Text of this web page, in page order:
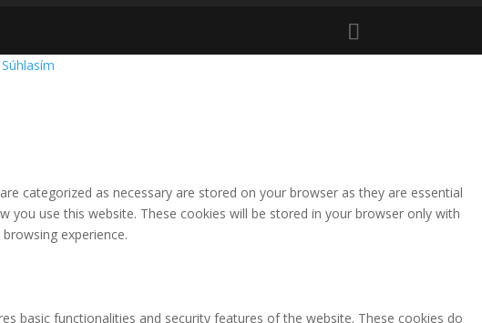
Súhlasím
categorized as necessary are stored on your browser as they are essential
use this website. These cookies will be stored in your browser only with
experience.
basic functionalities and security features of the website. These cookies do